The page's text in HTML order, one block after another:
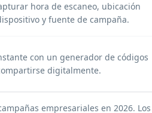
hora de escaneo, ubicación
y fuente de campaña.
con un generador de códigos
digitalmente.
empresariales en 2026. Los